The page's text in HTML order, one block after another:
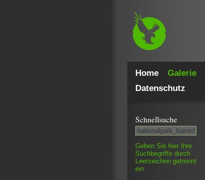
Home Galerie
Datenschutz
Schnell­suche
Geben Sie hier Ihre
Such­begriffe durch
Leer­zeichen getrennt
ein.